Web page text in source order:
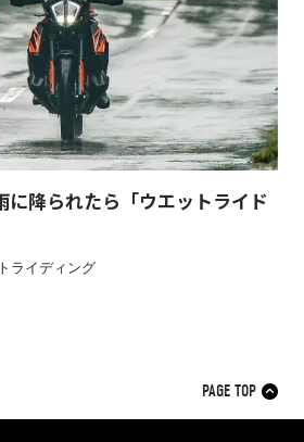
に降られたら「ウエットライド
ライディング
PAGE TOP